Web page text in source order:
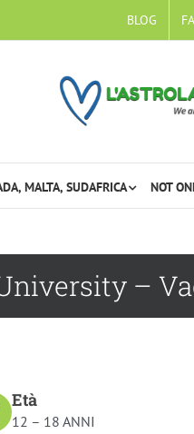
BLOG
MALTA, SUDAFRICA NOT
–
Età
12 – 18 ANNI